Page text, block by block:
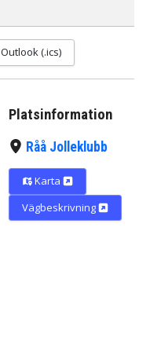
Outlook (.ics)
Platsinformation
Råå Jolleklubb
Karta
Vägbeskrivning